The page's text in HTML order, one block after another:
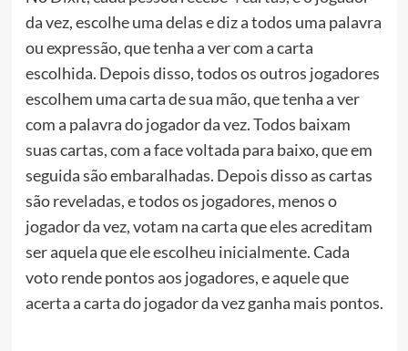
da vez, escolhe uma delas e diz a todos uma palavra
ou expressão, que tenha a ver com a carta
escolhida. Depois disso, todos os outros jogadores
escolhem uma carta de sua mão, que tenha a ver
com a palavra do jogador da vez. Todos baixam
suas cartas, com a face voltada para baixo, que em
seguida são embaralhadas. Depois disso as cartas
são reveladas, e todos os jogadores, menos o
jogador da vez, votam na carta que eles acreditam
ser aquela que ele escolheu inicialmente. Cada
voto rende pontos aos jogadores, e aquele que
acerta a carta do jogador da vez ganha mais pontos.